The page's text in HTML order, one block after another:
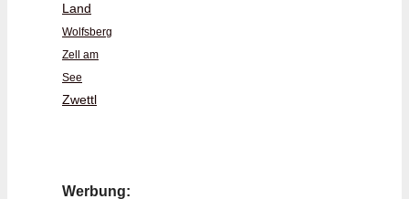
Land
Wolfsberg
Zell am
See
Zwettl
Werbung: